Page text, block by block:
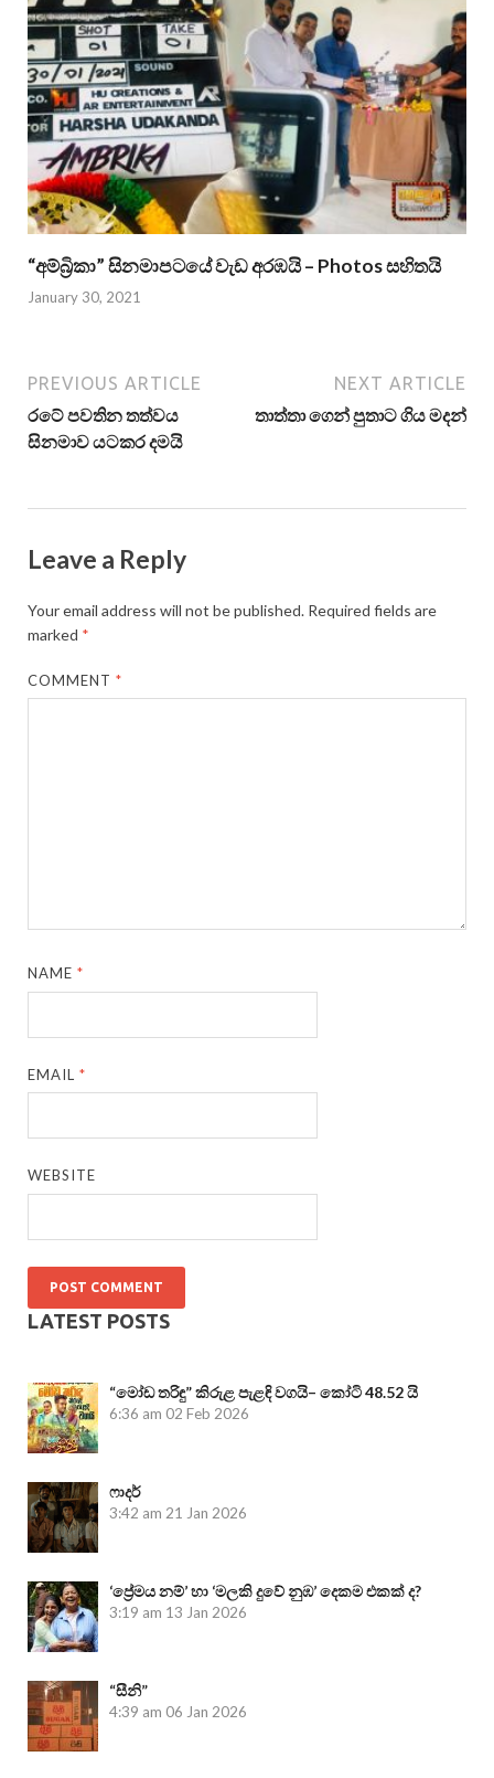
“අම්බ්‍රිකා” සිනමාපටයේ වැඩ අරඹයි – Photos සහිතයි
January 30, 2021
PREVIOUS ARTICLE
රටේ පවතින තත්වය
සිනමාව යටකර දමයි
NEXT ARTICLE
තාත්තා ගෙන් පුතාට ගිය මදන්
Leave a Reply
Your email address will not be published. Required fields are
marked *
COMMENT*
NAME*
EMAIL*
WEBSITE
LATEST POSTS
“මෝඩ තරිඳු” කිරුළ පැළඳි වගයි– කෝටි 48.52 යි
6:36 am 02 Feb 2026
ෆාදර්
3:42 am 21 Jan 2026
‘ප්‍රේමය නම්’ හා ‘මලකි දුවේ නුඹ’ දෙකම එකක් ද?
3:19 am 13 Jan 2026
“සීනි”
4:39 am 06 Jan 2026